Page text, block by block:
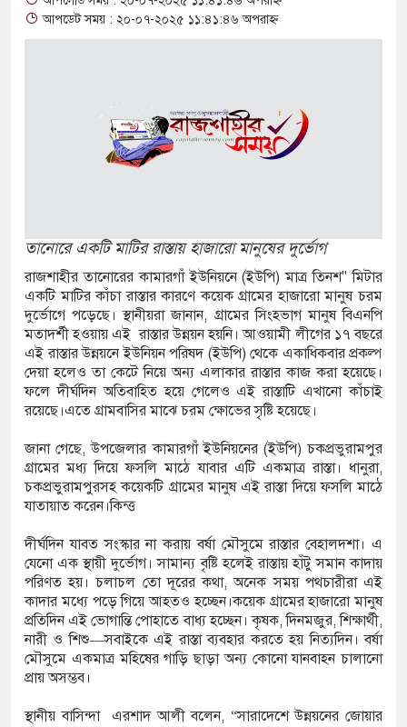
ইয়াবা, ট্যাপেন্টাডল ট্যাবলেট সহ মাদক কারবারী
মুখোমুখি সংঘর্ষে নিহত বেড়ে ৯
থেকে দ্বিতীয় দিন শেষ করল বাংলাদেশ
সেনাঘাঁটি ইরান সমর্থিত হুথির নিশানায়,
ইয়ুথ চেঞ্জমেকার্স নেটওয়ার্কের উদ্যোগে
বৃক্ষরোপণ ও চারা বিতরণ কর্মসূচির উদ্বোধন
আক্রান্ত অসহায় রোগীর পাশে পুঠিয়ার এসিল্যান্ড
পরিচয়ে দুইজন আটক, আবারও
‘মতিউর’! সন্দেহজনক চলাফেরায় প্রশ্ন
অনুমোদনহীন দই, মিষ্টি ও ঘি বিক্রেতাকে
বোতল স্ক্যাফসহ নারী মাদক কারবারি গ্রেপ্তার
আপডেট সময় : ২০-০৭-২০২৫ ১১:৪১:৪৬ অপরাহ্ন
তানোরে একটি মাটির রাস্তায় হাজারো মানুষের দুর্ভোগ
রাজশাহীর তানোরের কামারগাঁ ইউনিয়নে (ইউপি) মাত্র তিনশ" মিটার
একটি মাটির কাঁচা রাস্তার কারণে কয়েক গ্রামের হাজারো মানুষ চরম
দুর্ভোগে পড়েছে। স্থানীয়রা জানান, গ্রামের সিংহভাগ মানুষ বিএনপি
মতাদর্শী হওয়ায় এই রাস্তার উন্নয়ন হয়নি। আওয়ামী লীগের ১৭ বছরে
এই রাস্তার উন্নয়নে ইউনিয়ন পরিষদ (ইউপি) থেকে একাধিকবার প্রকল্প
দেয়া হলেও তা কেটে নিয়ে অন্য এলাকার রাস্তার কাজ করা হয়েছে।
ফলে দীর্ঘদিন অতিবাহিত হয়ে গেলেও এই রাস্তাটি এখানো কাঁচাই
রয়েছে।এতে গ্রামবাসির মাঝে চরম ক্ষোভের সৃষ্টি হয়েছে।
জানা গেছে, উপজেলার কামারগাঁ ইউনিয়নের (ইউপি) চকপ্রভুরামপুর
গ্রামের মধ্য দিয়ে ফসলি মাঠে যাবার এটি একমাত্র রাস্তা। ধানুরা,
চকপ্রভুরামপুরসহ কয়েকটি গ্রামের মানুষ এই রাস্তা দিয়ে ফসলি মাঠে
যাতায়াত করেন।কিন্ত্ত
দীর্ঘদিন যাবত সংস্কার না করায় বর্ষা মৌসুমে রাস্তার বেহালদশা। এ
যেনো এক স্থায়ী দুর্ভোগ। সামান্য বৃষ্টি হলেই রাস্তায় হাঁটু সমান কাদায়
পরিণত হয়। চলাচল তো দূরের কথা, অনেক সময় পথচারীরা এই
কাদার মধ্যে পড়ে গিয়ে আহতও হচ্ছেন।কয়েক গ্রামের হাজারো মানুষ
প্রতিদিন এই ভোগান্তি পোহাতে বাধ্য হচ্ছেন। কৃষক, দিনমজুর, শিক্ষার্থী,
নারী ও শিশু—সবাইকে এই রাস্তা ব্যবহার করতে হয় নিত্যদিন। বর্ষা
মৌসুমে একমাত্র মহিষের গাড়ি ছাড়া অন্য কোনো যানবাহন চালানো
প্রায় অসম্ভব।
স্থানীয় বাসিন্দা এরশাদ আলী বলেন, “সারাদেশে উন্নয়নের জোয়ার